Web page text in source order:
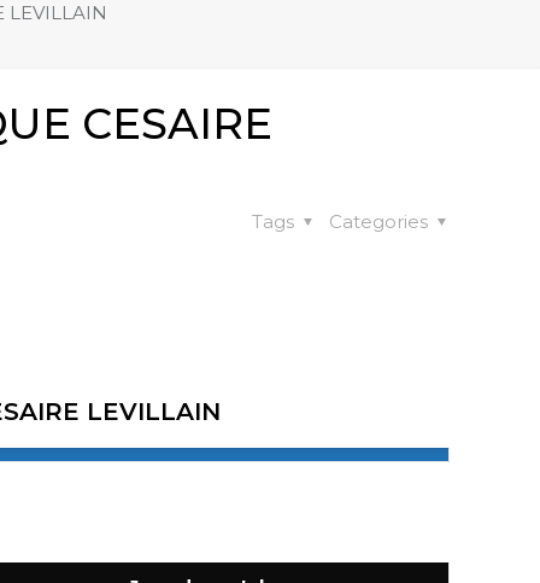
LEVILLAIN
CESAIRE
Categories
Tags
LEVILLAIN